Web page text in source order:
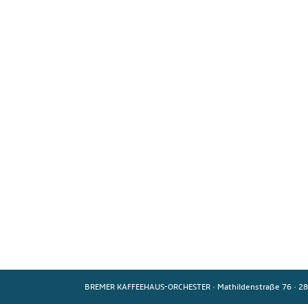
BREMER KAFFEEHAUS-ORCHESTER · Mathildenstraße 76 ·